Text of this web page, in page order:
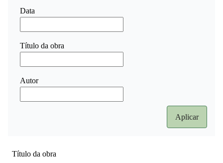
Data
Título da obra
Autor
Título da obra